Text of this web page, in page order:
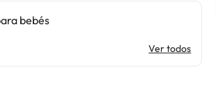
bebés
Ver todos